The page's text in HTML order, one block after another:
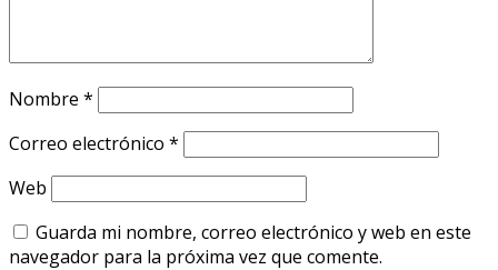
Nombre *
Correo electrónico *
Web
Guarda mi nombre, correo electrónico y web en este
navegador para la próxima vez que comente.